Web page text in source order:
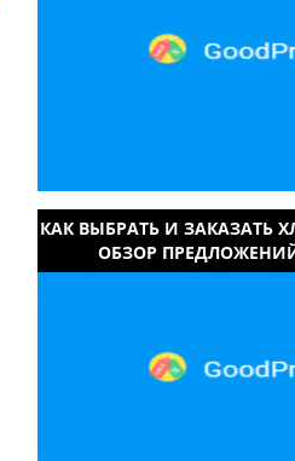
КАК ВЫБРАТЬ И ЗАКАЗАТЬ
ОБЗОР